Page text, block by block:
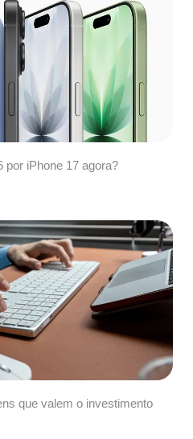
por iPhone 17 agora?
que valem o investimento